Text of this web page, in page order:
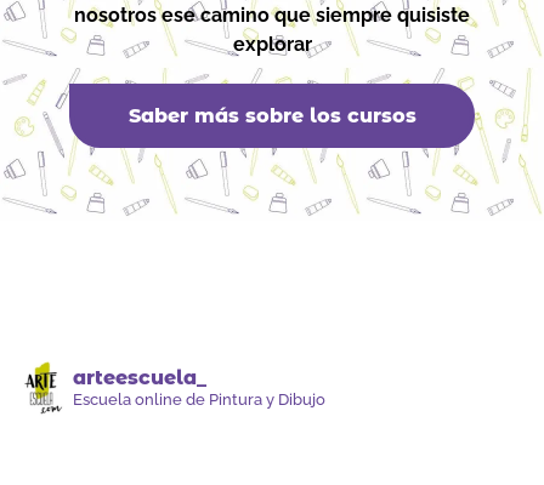
nosotros ese camino que siempre quisiste
explorar
Saber más sobre los cursos
arteescuela_
Escuela online de Pintura y Dibujo